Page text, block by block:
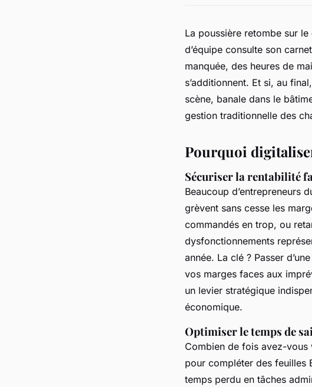
La poussière retombe sur
d’équipe consulte son
manquée, des heures de
s’additionnent. Et si, au
scène, banale dans le
gestion traditionnelle des
Pourquoi
Sécuriser la rentabilité
Beaucoup d’entrepreneurs
grèvent sans cesse les
commandés en trop, ou
dysfonctionnements
année. La clé ? Passer
vos marges faces aux
un levier stratégique
économique.
Optimiser le temps de
Combien de fois avez-vous
pour compléter des feuilles
temps perdu en tâches